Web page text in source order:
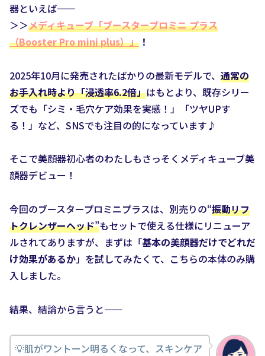
器といえば——
＞＞メディキューブ「ブースタープロミニ プラス
（Booster Pro mini plus）」 ！
2025年10月に発売されたばかりの最新モデルで、 通常の
お手入れ時より「浸透率6.2倍」はもとより、既存シリー
ズでも「シミ・毛穴ケア効果を実感！」「ツヤUPす
る！」など、SNSでも注目の的になっています♪
そこで美顔器初心者のわたしもさっそくメディキューブ美
顔器デビュー！
今回のブースタープロミニプラスは、別売りの“振動リフ
トクレンザーヘッド”もセットで使える仕様にリニューア
ルされてありますが、まずは「基本の美顔器だけでどれだ
け効果があるか」を試してみたくて、こちらの本体のみ購
入しました。
結果、結論から言うと——
💡肌がワントーン明るくなって、スキンケア